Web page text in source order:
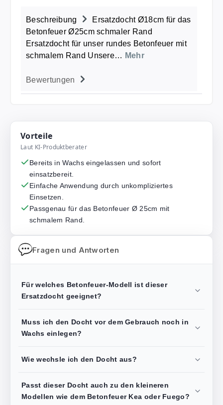
Beschreibung
Ersatzdocht Ø18cm für das
Betonfeuer Ø25cm schmaler Rand
Ersatzdocht für unser rundes Betonfeuer mit
schmalem Rand Unsere… Mehr
Bewertungen
Vorteile
Laut KI-Produktberater
Bereits in Wachs eingelassen und sofort
einsatzbereit.
Einfache Anwendung durch unkompliziertes
Einsetzen.
Passgenau für das Betonfeuer Ø 25cm mit
schmalem Rand.
Fragen und Antworten
Für welches Betonfeuer-Modell ist dieser
Ersatzdocht geeignet?
Muss ich den Docht vor dem Gebrauch noch in
Wachs einlegen?
Wie wechsle ich den Docht aus?
Passt dieser Docht auch zu den kleineren
Modellen wie dem Betonfeuer Kea oder Fuego?